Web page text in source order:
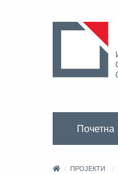
Почетна
ПРОЈЕКТИ